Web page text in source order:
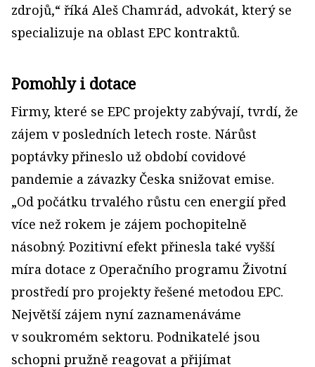
zdrojů,“ říká Aleš Chamrád, advokát, který se
specializuje na oblast EPC kontraktů.
Pomohly i dotace
Firmy, které se EPC projekty zabývají, tvrdí, že
zájem v posledních letech roste. Nárůst
poptávky přineslo už období covidové
pandemie a závazky Česka snižovat emise.
„Od počátku trvalého růstu cen energií před
více než rokem je zájem pochopitelně
násobný. Pozitivní efekt přinesla také vyšší
míra dotace z Operačního programu Životní
prostředí pro projekty řešené metodou EPC.
Největší zájem nyní zaznamenáváme
v soukromém sektoru. Podnikatelé jsou
schopni pružně reagovat a přijímat